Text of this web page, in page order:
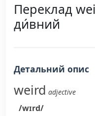
Переклад
ди́вний
Детальний опис
weird adjective
/wɪrd/